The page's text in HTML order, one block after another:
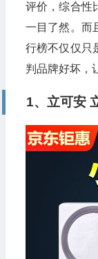
评价，综合性
一目了然。而
行榜不仅仅只
判品牌好坏，
1、立可安